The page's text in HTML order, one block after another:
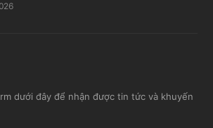
dưới đây để nhận được tin tức và khuyến